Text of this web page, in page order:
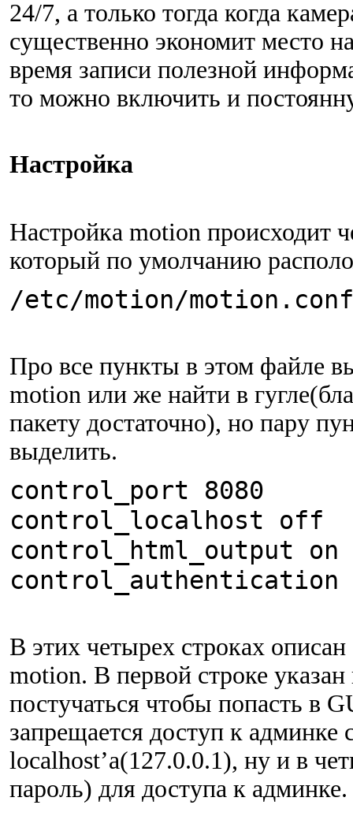
24/7, а только тогда когда
существенно экономит место
время записи полезной
то можно включить и
Настройка
Настройка motion происходит
который по умолчанию
/etc/motion/motion.conf
Про все пункты в этом файле
motion или же найти в
пакету достаточно), но пару
выделить.
control_port 8080
control_localhost off
control_html_output on
control_authentication
В этих четырех строках
motion. В первой строке
постучаться чтобы попасть в
запрещается доступ к админке
localhost’a(127.0.0.1), ну и в
пароль) для доступа к админке.